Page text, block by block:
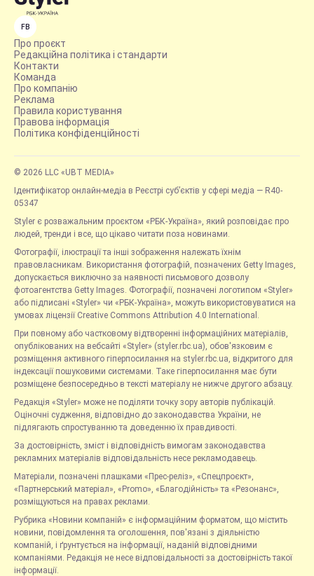
FB
Про проєкт
Редакційна політика і стандарти
Контакти
Команда
Про компанію
Реклама
Правила користування
Правова інформація
Політика конфіденційності
© 2026 LLC «UBT MEDIA»
Ідентифікатор онлайн-медіа в Реєстрі суб’єктів у сфері медіа — R40-
05347
Styler є розважальним проєктом «РБК-Україна», який розповідає про
людей, тренди і все, що цікаво читати поза новинами.
Фотографії, ілюстрації та інші зображення належать їхнім
правовласникам. Використання фотографій, позначених Getty Images,
допускається виключно за наявності письмового дозволу
фотоагентства Getty Images. Фотографії, позначені логотипом «Styler»
або підписані «Styler» чи «РБК-Україна», можуть використовуватися на
умовах ліцензії Creative Commons Attribution 4.0 International.
При повному або частковому відтворенні інформаційних матеріалів,
опублікованих на вебсайті «Styler» (styler.rbc.ua), обов'язковим є
розміщення активного гіперпосилання на styler.rbc.ua, відкритого для
індексації пошуковими системами. Таке гіперпосилання має бути
розміщене безпосередньо в тексті матеріалу не нижче другого абзацу.
Редакція «Styler» може не поділяти точку зору авторів публікацій.
Оціночні судження, відповідно до законодавства України, не
підлягають спростуванню та доведенню їх правдивості.
За достовірність, зміст і відповідність вимогам законодавства
рекламних матеріалів відповідальність несе рекламодавець.
Матеріали, позначені плашками «Прес-реліз», «Спецпроєкт»,
«Партнерський матеріал», «Promo», «Благодійність» та «Резонанс»,
розміщуються на правах реклами.
Рубрика «Новини компаній» є інформаційним форматом, що містить
новини, повідомлення та оголошення, пов'язані з діяльністю
компаній, і ґрунтується на інформації, наданій відповідними
компаніями. Редакція не несе відповідальності за достовірність такої
інформації.